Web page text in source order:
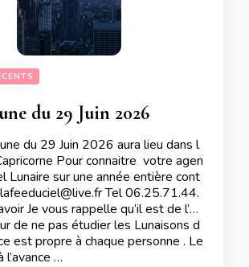
du 29 Juin 2026
du 29 Juin 2026 aura lieu dans l
Pour connaitre votre agen
Lunaire sur une année entière cont
Tel 06.25.71.44.
Je vous rappelle qu’il est de l’or
de ne pas étudier les Lunaisons d
est propre à chaque personne . Le
l’avance …